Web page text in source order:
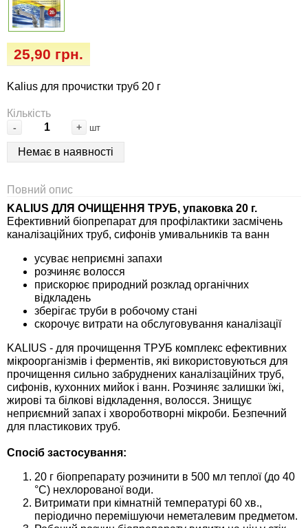
25,90 грн.
Kalius для прочистки труб 20 г
Кількість
- + шт
Немає в наявності
Повний опис
KALIUS ДЛЯ ОЧИЩЕННЯ ТРУБ, упаковка 20 г.
Ефективний біопрепарат для профілактики засмічень
каналізаційних труб, сифонів умивальників та ванн
усуває неприємні запахи
розчиняє волосся
прискорює природний розклад органічних
відкладень
зберігає труби в робочому стані
скорочує витрати на обслуговування каналізації
KALIUS - для прочищення ТРУБ комплекс ефективних
мікроорганізмів і ферментів, які використовуються для
прочищення сильно забруднених каналізаційних труб,
сифонів, кухонних мийок і ванн. Розчиняє залишки їжі,
жирові та білкові відкладення, волосся. Знищує
неприємний запах і хвороботворні мікроби. Безпечний
для пластикових труб.
Спосіб застосування:
20 г біопрепарату розчинити в 500 мл теплої (до 40
°С) нехлорованої води.
Витримати при кімнатній температурі 60 хв.,
періодично перемішуючи неметалевим предметом.
Семена перца
Семена редиса
Семена салата
Семена сельдерея
Семена сидератов
Семена табака
Семена томатов
Семена газонной травы
Семена тыквы, патиссона
Семена укропа
Удобрения «Сударушка», «Рязаночка»
Удобрения «Чистый лист» кристаллические
100 г
300 г
Удобрения «Чистый лист» в палочках
Удобрения «Чистый лист» Успех
Опрыскиватели
Тенты
Средства защиты от тараканов, прусаков,
клопов, блох, домашних и садовых муравьев
Средства защиты от комаров, москитов,
клещей, ос, мошек, слепней
Средства защиты от мух
Средства защиты от моли
Средства защиты от капустницы
Средства защиты от кротов
Средства защиты от грызунов
Препараты для септиков, выгребных ям
и дачных туалетов, биодеструкторы